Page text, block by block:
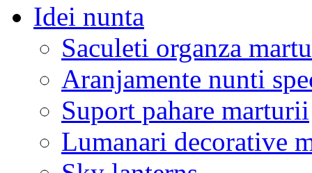
Idei nunta
Saculeti organza
Aranjamente nunti
Suport pahare marturii
Lumanari decorative